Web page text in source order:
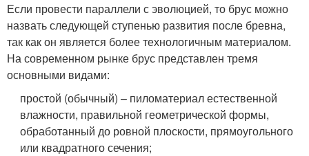
Если провести параллели с эволюцией, то брус можно
назвать следующей ступенью развития после бревна,
так как он является более технологичным материалом.
На современном рынке брус представлен тремя
основными видами:
простой (обычный) – пиломатериал естественной
влажности, правильной геометрической формы,
обработанный до ровной плоскости, прямоугольного
или квадратного сечения;